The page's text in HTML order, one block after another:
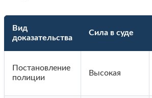
Вид
доказательства
Сила в суде
Постановление
полиции
Высокая